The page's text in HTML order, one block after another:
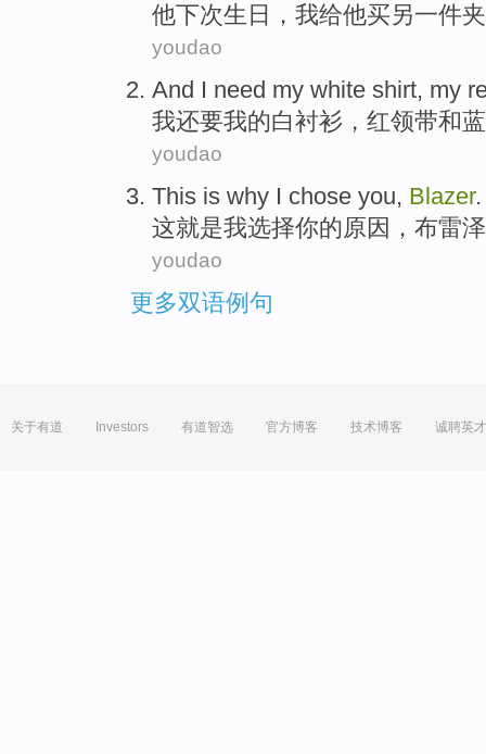
他下次生日 ， 我给他买另一件
youdao
And I need my white shirt, my
我还要我的白衬衫 ， 红领带和
youdao
This is why I chose you, Blazer.
这就是我选择你的 原因 ， 布雷泽
youdao
更多双语例句
关于有道 Investors 有道智选 官方博客 技术博客 诚聘英才